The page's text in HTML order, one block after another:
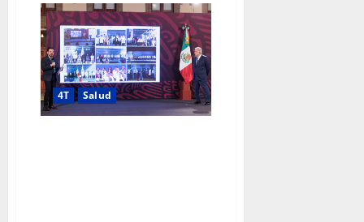
a
entregar
buenas
cuentas
al
pueblo
de
México”,
afirma
presidente
4T Salud